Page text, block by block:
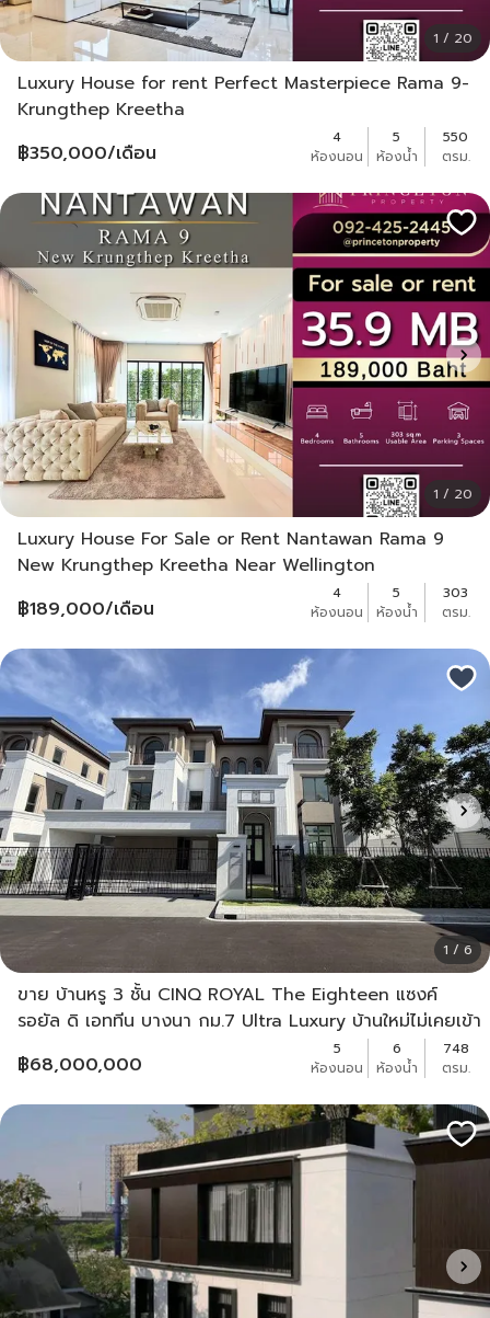
1 / 20
Luxury House for rent Perfect Masterpiece Rama 9-
Krungthep Kreetha
฿350,000/เดือน
4
ห้องนอน
5
ห้องน้ำ
550
ตรม.
1 / 20
Luxury House For Sale or Rent Nantawan Rama 9
New Krungthep Kreetha Near Wellington
฿189,000/เดือน
4
ห้องนอน
5
ห้องน้ำ
303
ตรม.
1 / 6
ขาย บ้านหรู 3 ชั้น CINQ ROYAL The Eighteen แซงค์
รอยัล ดิ เอททีน บางนา กม.7 Ultra Luxury บ้านใหม่ไม่เคยเข้า
฿68,000,000
5
ห้องนอน
6
ห้องน้ำ
748
ตรม.